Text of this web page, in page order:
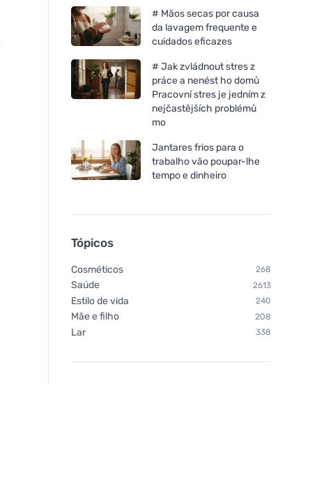
# Mãos secas por causa
da lavagem frequente e
cuidados eficazes
# Jak zvládnout stres z
práce a nenést ho domů
Pracovní stres je jedním z
nejčastějších problémů
mo
Jantares frios para o
trabalho vão poupar-lhe
tempo e dinheiro
Tópicos
Cosméticos 268
Saúde 2613
Estilo de vida 240
Mãe e filho 208
Lar 338